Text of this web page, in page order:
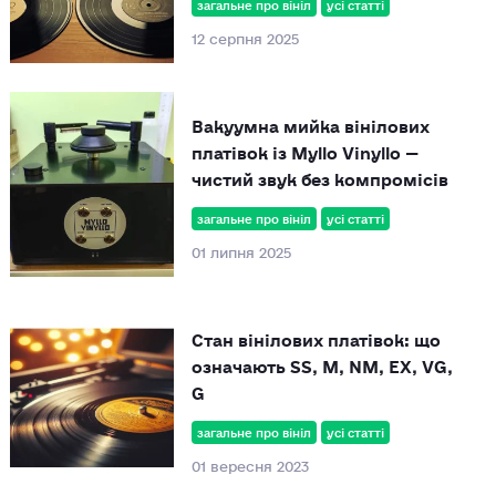
12 серпня 2025
загальне про вініл усі статті
01 липня 2025
Вакуумна мийка вінілових
платівок із Myllo Vinyllo —
чистий звук без компромісів
загальне про вініл усі статті
01 вересня 2023
Стан вінілових платівок: що
означають SS, M, NM, EX, VG,
G